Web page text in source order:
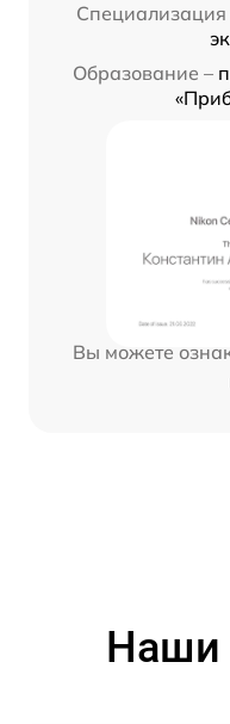
Специализация
Образование –
Вы можете
Наши